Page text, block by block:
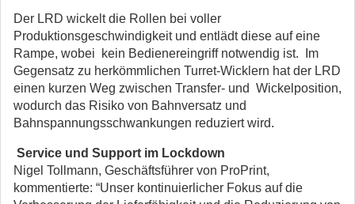
Der LRD wickelt die Rollen bei voller
Produktionsgeschwindigkeit und entlädt diese auf eine
Rampe, wobei kein Bedienereingriff notwendig ist. Im
Gegensatz zu herkömmlichen Turret-Wicklern hat der LRD
einen kurzen Weg zwischen Transfer- und Wickelposition,
wodurch das Risiko von Bahnversatz und
Bahnspannungsschwankungen reduziert wird.
Service und Support im Lockdown
Nigel Tollmann, Geschäftsführer von ProPrint,
kommentierte: “Unser kontinuierlicher Fokus auf die